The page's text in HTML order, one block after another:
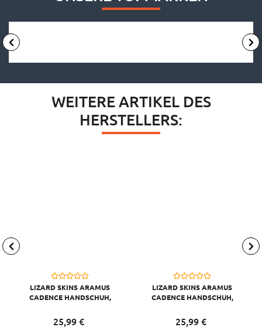
WEITERE ARTIKEL DES
HERSTELLERS:
LIZARD SKINS ARAMUS
CADENCE HANDSCHUH,
25,99 €
LIZARD SKINS ARAMUS
CADENCE HANDSCHUH,
25,99 €